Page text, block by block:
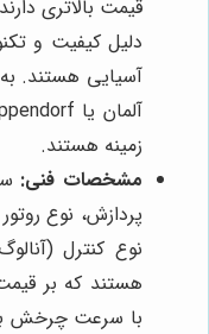
قیمت بالاتری
دلیل کیفیت و
زمینه هستند.
مشخصات فنی:
پردازش، نوع
نوع کنترل
هستند که بر
با سرعت چرخش